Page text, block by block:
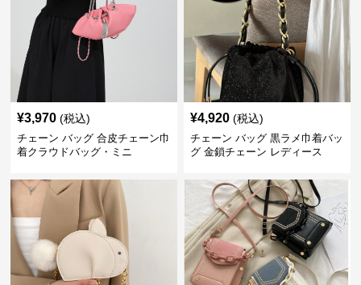
¥3,970 (税込)
チェーン バッグ 合皮チェーン巾
着クラウドバッグ・ミニ
¥4,920 (税込)
チェーン バッグ 黒ラメ巾着バッ
グ 金鎖チェーン レディース